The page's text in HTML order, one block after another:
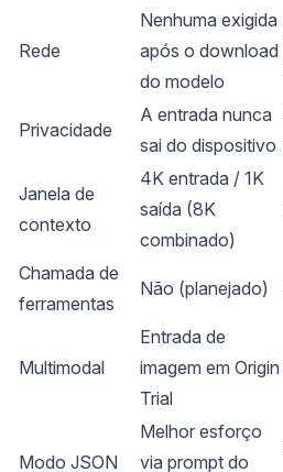
Rede
Nenhuma exigida
após o download
do modelo
Privacidade
A entrada nunca
sai do dispositivo
Janela de
contexto
4K entrada / 1K
saída (8K
combinado)
Chamada de
ferramentas
Não (planejado)
Multimodal
Entrada de
imagem em Origin
Trial
Modo JSON
Melhor esforço
via prompt do